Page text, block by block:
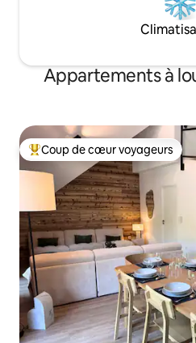
Appartements à
Coup de cœur voyageurs parmi
Coup de cœur voyageurs